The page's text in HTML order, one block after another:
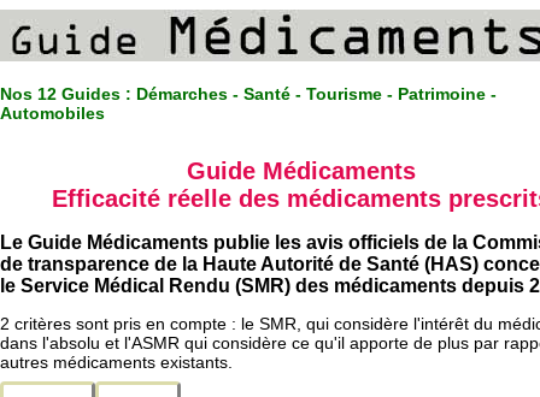
Nos 12 Guides : Démarches - Santé - Tourisme - Patrimoine -
Automobiles
Guide Médicaments
Efficacité réelle des médicaments
Le Guide Médicaments publie les avis officiels de la
de transparence de la Haute Autorité de Santé (HAS)
le Service Médical Rendu (SMR) des médicaments depuis
2 critères sont pris en compte : le SMR, qui considère l'intérêt du
dans l'absolu et l'ASMR qui considère ce qu'il apporte de plus par
autres médicaments existants.